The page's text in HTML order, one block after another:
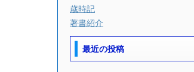
歳時記
著書紹介
最近の投稿